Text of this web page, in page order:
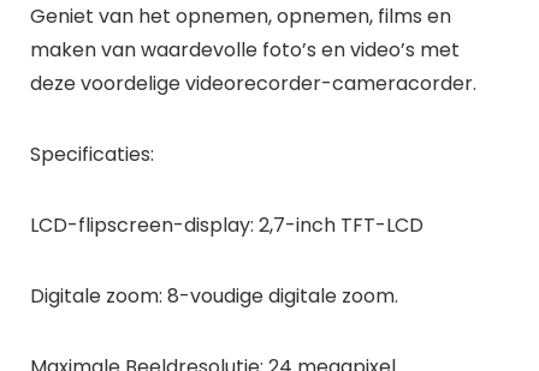
Geniet van het opnemen, opnemen, films en
maken van waardevolle foto’s en video’s met
deze voordelige videorecorder-cameracorder.
Specificaties:
LCD-flipscreen-display: 2,7-inch TFT-LCD
Digitale zoom: 8-voudige digitale zoom.